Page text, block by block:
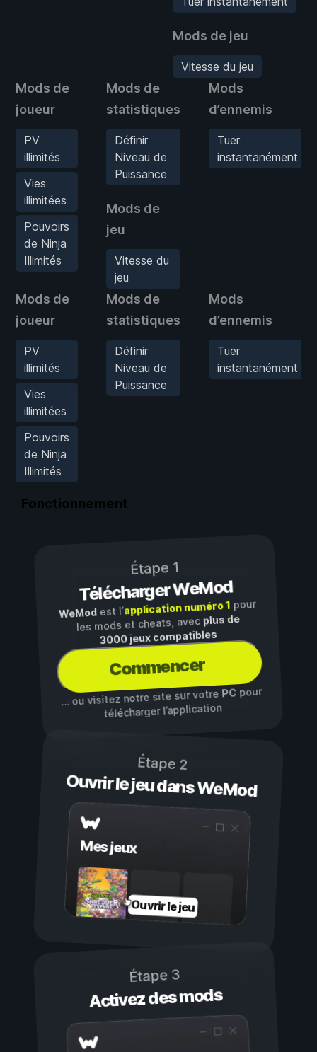
Mods de jeu
Vitesse du jeu
Mods de
joueur
PV
illimités
Vies
illimitées
Pouvoirs
de Ninja
Illimités
Mods de
statistiques
Définir
Niveau de
Puissance
Mods de
jeu
Vitesse du
jeu
Mods
d’ennemis
Tuer
instantanément
Mods de
joueur
PV
illimités
Vies
illimitées
Pouvoirs
de Ninja
Illimités
Mods de
statistiques
Définir
Niveau de
Puissance
Mods
d’ennemis
Tuer
instantanément
Fonctionnement
Étape 1
Télécharger WeMod
WeModest l’application numéro 1pour
les mods et cheats, avec plus de
3000 jeux compatibles
Commencer
… ou visitez notre site sur votre PCpour
télécharger l’application
Étape 2
Ouvrir le jeu dans WeMod
Mes jeux
Ouvrir le jeu
Étape 3
Activez des mods